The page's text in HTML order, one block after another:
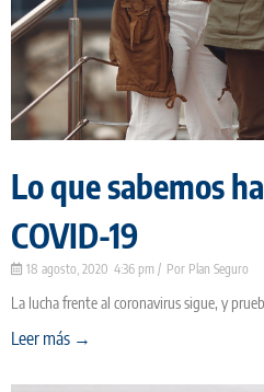
Lo que sabemos
COVID-19
Plan Seguro
18 agosto, 2020 4:36 pm
La lucha frente al coronavirus sigue, y
Leer más →